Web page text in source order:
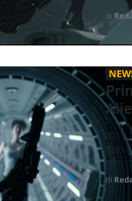
di
20th
di